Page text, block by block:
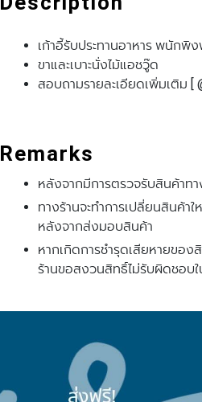
เก้าอี้รับประทานอาหาร พนักพิ
ขาและเบาะนั่งไม้แอชวู๊ด
สอบถามรายละเอียดเพิ่มเติม [
Remarks
หลังจากมีการตรวจรับสินค้าท
ทางร้านจะทําการเปลี่ยนสินค้า
หลังจากส่งมอบสินค้า
หากเกิดการชํารุดเสียหายของ
ร้านขอสงวนสิทธิ์ไม่รับผิดชอบ